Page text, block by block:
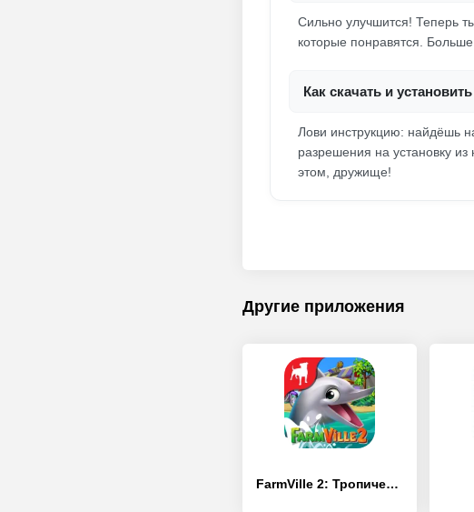
Сильно улучшится! Теперь
которые понравятся.
Как скачать и
Лови инструкцию: найдёшь
разрешения на установку
этом, дружище!
Другие приложения
FarmVille 2: Тропический остров